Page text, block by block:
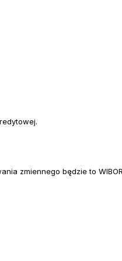
zmiennego będzie to